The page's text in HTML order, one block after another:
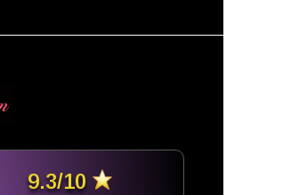
9.3/10